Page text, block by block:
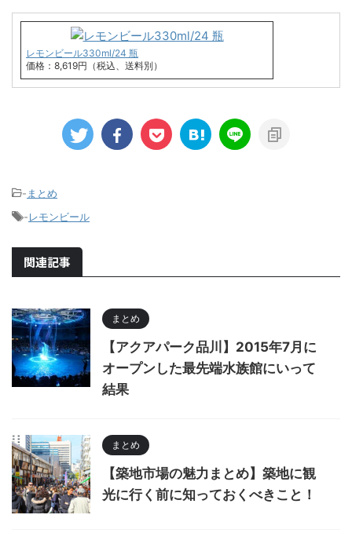
レモンビール330ml/24 瓶
価格：8,619円（税込、送料別）
- まとめ
-レモンビール
関連記事
まとめ
【アクアパーク品川】2015年7月に
オープンした最先端水族館にいって
結果
まとめ
【築地市場の魅力まとめ】築地に観
光に行く前に知っておくべきこと！